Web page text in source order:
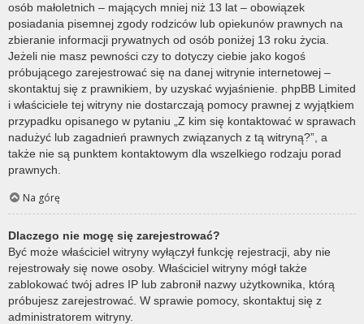
osób małoletnich – mających mniej niż 13 lat – obowiązek
posiadania pisemnej zgody rodziców lub opiekunów prawnych na
zbieranie informacji prywatnych od osób poniżej 13 roku życia.
Jeżeli nie masz pewności czy to dotyczy ciebie jako kogoś
próbującego zarejestrować się na danej witrynie internetowej –
skontaktuj się z prawnikiem, by uzyskać wyjaśnienie. phpBB Limited
i właściciele tej witryny nie dostarczają pomocy prawnej z wyjątkiem
przypadku opisanego w pytaniu „Z kim się kontaktować w sprawach
nadużyć lub zagadnień prawnych związanych z tą witryną?”, a
także nie są punktem kontaktowym dla wszelkiego rodzaju porad
prawnych.
Na górę
Dlaczego nie mogę się zarejestrować?
Być może właściciel witryny wyłączył funkcję rejestracji, aby nie
rejestrowały się nowe osoby. Właściciel witryny mógł także
zablokować twój adres IP lub zabronił nazwy użytkownika, którą
próbujesz zarejestrować. W sprawie pomocy, skontaktuj się z
administratorem witryny.